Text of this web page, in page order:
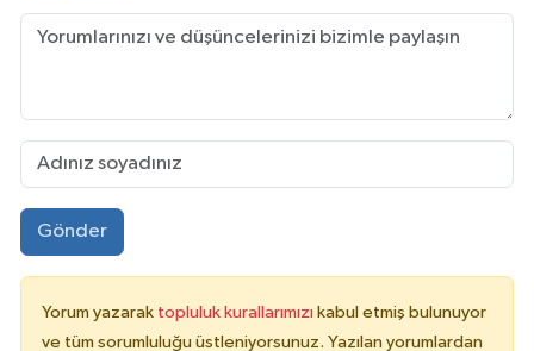
Gönder
Yorum yazarak topluluk kurallarımızı kabul etmiş bulunuyor
ve tüm sorumluluğu üstleniyorsunuz. Yazılan yorumlardan